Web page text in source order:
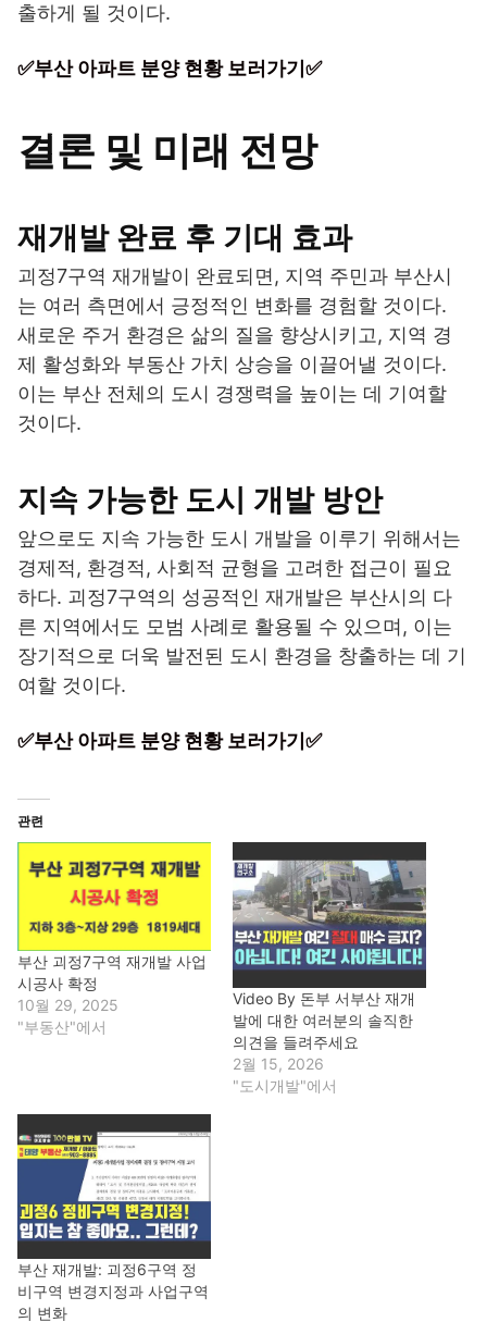
출하게 될 것이다.
✅부산 아파트 분양 현황 보러가기✅
결론 및 미래 전망
재개발 완료 후 기대 효과
괴정7구역 재개발이 완료되면, 지역 주민과 부산시
는 여러 측면에서 긍정적인 변화를 경험할 것이다.
새로운 주거 환경은 삶의 질을 향상시키고, 지역 경
제 활성화와 부동산 가치 상승을 이끌어낼 것이다.
이는 부산 전체의 도시 경쟁력을 높이는 데 기여할
것이다.
지속 가능한 도시 개발 방안
앞으로도 지속 가능한 도시 개발을 이루기 위해서는
경제적, 환경적, 사회적 균형을 고려한 접근이 필요
하다. 괴정7구역의 성공적인 재개발은 부산시의 다
른 지역에서도 모범 사례로 활용될 수 있으며, 이는
장기적으로 더욱 발전된 도시 환경을 창출하는 데 기
여할 것이다.
✅부산 아파트 분양 현황 보러가기✅
관련
부산 괴정7구역 재개발 사업
시공사 확정
10월 29, 2025
"부동산"에서
Video By 돈부 서부산 재개
발에 대한 여러분의 솔직한
의견을 들려주세요
2월 15, 2026
"도시개발"에서
부산 재개발: 괴정6구역 정
비구역 변경지정과 사업구역
의 변화